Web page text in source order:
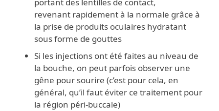
portant des lentilles de contact,
revenant rapidement à la normale grâce à
la prise de produits oculaires hydratant
sous forme de gouttes
Si les injections ont été faites au niveau de
la bouche, on peut parfois observer une
gêne pour sourire (c’est pour cela, en
général, qu’il faut éviter ce traitement pour
la région péri-buccale)